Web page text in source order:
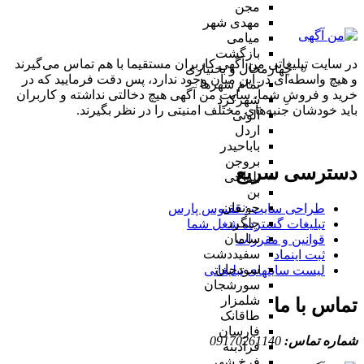
مجن
مهدی شهر
میامی
بازگشت
چهارمحال و بختیاری
تمام شهر‌ها
شهرکرد
آلونی
اردل
باباحیدر
بروجن
بلداجی
بن
جونقان
چلگرد
سامان
سفیددشت
سودجان
سورشجان
شلمزار
طاقانک
فارسان
فرادبنه
در سایت تبلیغاتی من آگهی کاربران مستقیما با هم تماس می‌گیرند
و هیچ واسطه‌ای در این میان وجود ندارد، پس دقت فرمایید که در
خرید و فروشِ شما، سایت من آگهی هیچ دخالتی نداشته و کاربران
باید خودشان جنبه‌های مختلف امنیتی را در نظر بگیرند.
دسترسی سریع
طراحی سایت :‌ ققنوس پارس
تبلیغات گسترده شغل شما
قوانین و مقررات
ثبت اینماد
لیست سایتهای تبلیغاتی
تماس با ما
شماره تماس: 09170261140